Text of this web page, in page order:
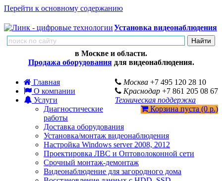
Перейти к основному содержанию
Установка видеонаблюдения
в Москве и области.
Продажа оборудованиядля видеонаблюдения.
Москва +7 495 120 28 10
Краснодар +7 861 205 08 67
Техническая поддержка
Корзина пуста (0 р.)
Главная
О компании
Услуги
Диагностические
работы
Доставка оборудования
Установка/монтаж видеонаблюдения
Настройка Windows server 2008, 2012
Проектировка ЛВС и Оптоволоконной сети
Срочный монтаж-демонтаж
Видеонаблюдение для загородного дома